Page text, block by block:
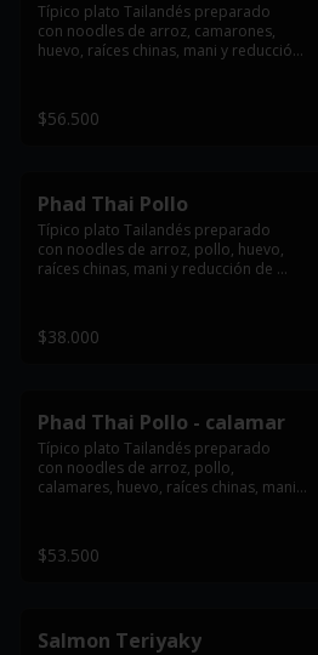
Típico plato Tailandés preparado
con noodles de arroz, camarones,
huevo, raíces chinas, mani y reducción
*Imagen de referencia, se entrega con
$56.500
Phad Thai Pollo
Típico plato Tailandés preparado
con noodles de arroz, pollo, huevo,
raíces chinas, mani y reducción de
*Imagen de referencia, se entrega con
$38.000
Phad Thai Pollo - calamar
Típico plato Tailandés preparado
con noodles de arroz, pollo,
calamares, huevo, raíces chinas, mani y
*Imagen de referencia, se entrega con
$53.500
Salmon Teriyaky